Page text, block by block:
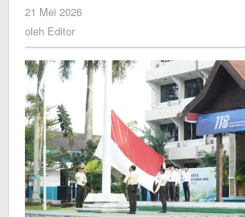
Keandalan
21 Mei 2026
oleh Editor